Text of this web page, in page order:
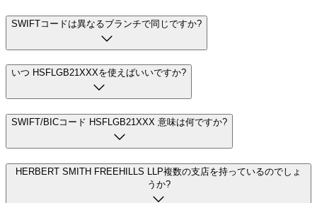
SWIFTコードは異なるブランチで同じですか?
いつ HSFLGB21XXXを使えばいいですか?
SWIFT/BICコード HSFLGB21XXX 意味は何ですか?
HERBERT SMITH FREEHILLS LLP複数の支店を持っているのでしょ
うか?